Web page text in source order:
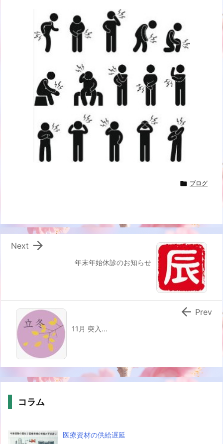
 ブログ
年末年始休診のお知らせ

Next
11月 突入...
 Prev
コラム
医療資材の供給遅延